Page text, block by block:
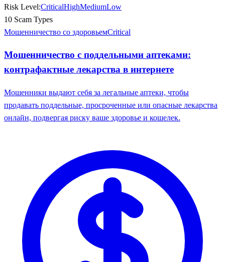
Risk Level:CriticalHighMediumLow
10 Scam Types
Мошенничество со здоровьемCritical
Мошенничество с поддельными аптеками:
контрафактные лекарства в интернете
Мошенники выдают себя за легальные аптеки, чтобы
продавать поддельные, просроченные или опасные лекарства
онлайн, подвергая риску ваше здоровье и кошелек.